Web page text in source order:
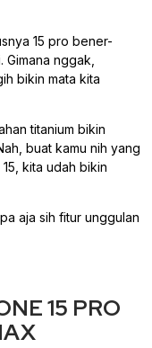
15 pro bener-
nggak,
bikin mata kita
titanium bikin
buat kamu nih yang
kita udah bikin
aja sih fitur unggulan
15 PRO